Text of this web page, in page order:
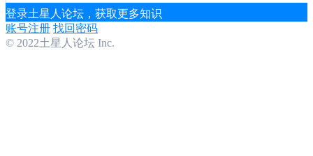
登录土星人论坛，获取更多知识
账号注册 找回密码
© 2022土星人论坛 Inc.